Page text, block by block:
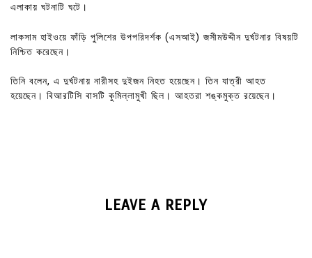
এলাকায় ঘটনাটি ঘটে।
লাকসাম হাইওয়ে ফাঁড়ি পুলিশের উপপরিদর্শক (এসআই) জসীমউদ্দীন দুর্ঘটনার বিষয়টি
নিশ্চিত করেছেন।
তিনি বলেন, এ দুর্ঘটনায় নারীসহ দুইজন নিহত হয়েছেন। তিন যাত্রী আহত
হয়েছেন। বিআরটিসি বাসটি কুমিল্লামুখী ছিল। আহতরা শঙ্কমুক্ত রয়েছেন।
LEAVE A REPLY